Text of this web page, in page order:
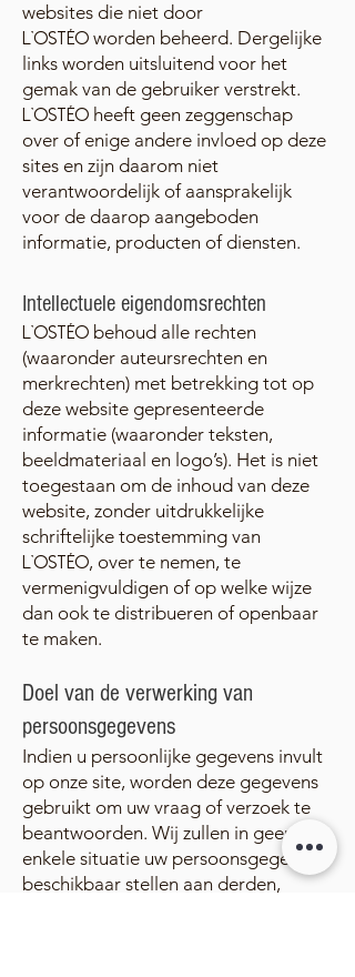
websites die niet door
L'OSTÉO worden beheerd. Dergelijke
links worden uitsluitend voor het
gemak van de gebruiker verstrekt.
L'OSTÉO heeft geen zeggenschap
over of enige andere invloed op deze
sites en zijn daarom niet
verantwoordelijk of aansprakelijk
voor de daarop aangeboden
informatie, producten of diensten.
Intellectuele eigendomsrechten
L'OSTÉO behoud alle rechten
(waaronder auteursrechten en
merkrechten) met betrekking tot op
deze website gepresenteerde
informatie (waaronder teksten,
beeldmateriaal en logo’s). Het is niet
toegestaan om de inhoud van deze
website, zonder uitdrukkelijke
schriftelijke toestemming van
L'OSTÉO, over te nemen, te
vermenigvuldigen of op welke wijze
dan ook te distribueren of openbaar
te maken.
Doel van de verwerking van
persoonsgegevens
Indien u persoonlijke gegevens invult
op onze site, worden deze gegevens
gebruikt om uw vraag of verzoek te
beantwoorden. Wij zullen in geen
enkele situatie uw persoonsgegevens
beschikbaar stellen aan derden,